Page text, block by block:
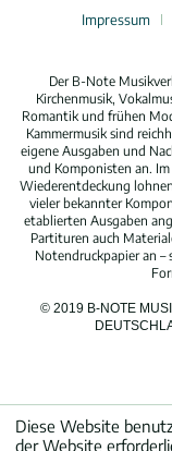
Impressum
Der B-Note
Kirchenmusik,
Romantik und frühen
Kammermusik sind
eigene Ausgaben und
und Komponisten an.
Wiederentdeckung
vieler bekannter
etablierten Ausgaben
Partituren auch
Notendruckpapier an –
© 2019 B-NOTE
Diese Website
der Website